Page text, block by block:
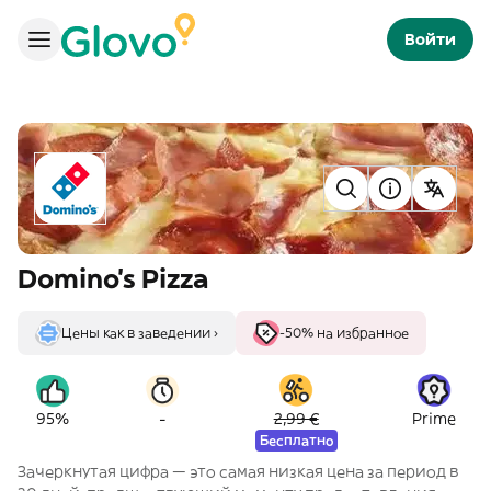
Войти
Domino's Pizza
Цены как в заведении › -50% на избранное
95% - 2,99 €
Бесплатно
Prime
Зачеркнутая цифра — это самая низкая цена за период в